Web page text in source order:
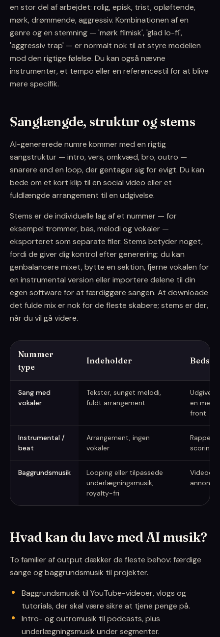
en stor del af arbejdet: rolig, episk, trist, opløftende,
mørk, drømmende, aggressiv. Kombinationen af en
genre og en stemning — 'mørk filmisk', 'glad lo-fi',
'aggressiv trap' — er normalt nok til at styre modellen
mod den rigtige følelse. Du kan også nævne
instrumenter, et tempo eller en referencestil for at blive
mere specifik.
Sanglængde, struktur og stems
AI-genererede numre kommer med en rigtig
sangstruktur — intro, vers, omkvæd, bro, outro —
snarere end en loop, der gentager sig for evigt. Du kan
bede om et kort klip til en social video eller et
fuldlængde arrangement til en udgivelse.
Stems er de individuelle lag af et nummer — for
eksempel trommer, bas, melodi og vokaler —
eksporteret som separate filer. Stems betyder noget,
fordi de giver dig kontrol efter generering: du kan
genbalancere mixet, bytte en sektion, fjerne vokalen for
en instrumental version eller importere delene til din
egen software for at færdiggøre sangen. At downloade
det fulde mix er nok for de fleste skabere; stems er der,
når du vil gå videre.
Nummer
type
Indeholder Bedst
Sang med
vokaler
Tekster, sunget melodi,
fuldt arrangement
en
front
Instrumental /
beat
Arrangement, ingen
vokaler
Rappe
scoring,
Baggrundsmusik
Looping eller tilpassede
underlægningsmusik,
royalty-fri
Videoer,
Hvad kan du lave med AI musik?
To familier af output dækker de fleste behov: færdige
sange og baggrundsmusik til projekter.
Baggrundsmusik til YouTube-videoer, vlogs og
tutorials, der skal være sikre at tjene penge på.
Intro- og outromusik til podcasts, plus
underlægningsmusik under segmenter.